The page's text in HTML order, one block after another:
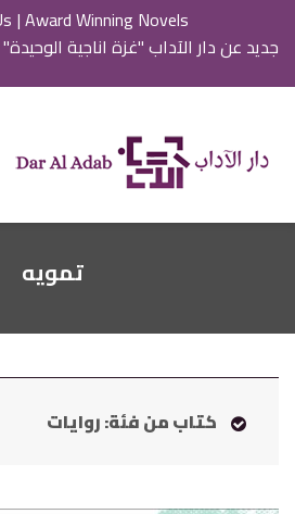
Award Winning Novels |
جديد عن دار الآداب "غزة اناجية الوحيدة"
تمويه
كتاب من فئة: روايات